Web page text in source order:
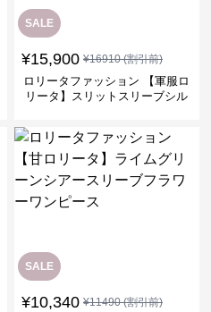
SALE
¥15,900 ¥16910(割引前)
ロリータファッション 【軍服ロ
リータ】スリットスリーブシル
SALE
¥10,340 ¥11490(割引前)